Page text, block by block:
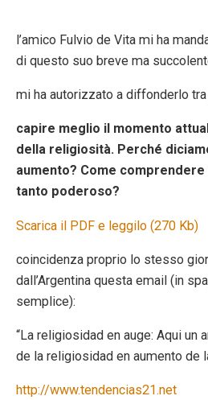
l’amico Fulvio de Vita mi ha
di questo suo breve ma
mi ha autorizzato a diffonderlo
capire meglio il momento
della religiosità. Perché
aumento? Come
tanto poderoso?
Scarica il PDF e leggilo (270 Kb)
coincidenza proprio lo stesso
dall’Argentina questa email (in
semplice):
“La religiosidad en auge: Aqui un
de la religiosidad en aumento de
http://www.tendencias21.net